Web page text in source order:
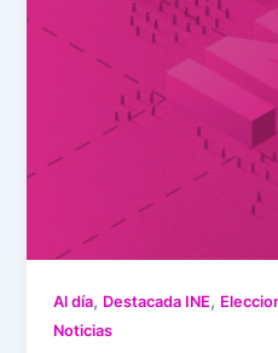
Al día, Destacada INE,
Noticias